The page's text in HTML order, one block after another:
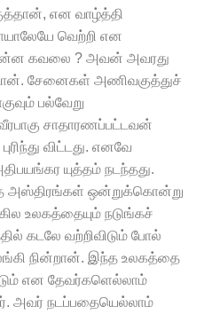
என வாழ்த்தி
வெற்றி என
என்ன கவலை ? அவன் அவரது
சேனைகள் அணிவகுத்துச்
பல்வேறு
சாதாரணப்பட்டவன்
விட்டது. எனவே
யுத்தம் நடந்தது.
அஸ்திரங்கள் ஒன்றுக்கொன்று
உலகத்தையும் நடுங்கச்
கடலே வற்றிவிடும் போல்
நின்றான். இந்த உலகத்தை
என தேவர்களெல்லாம்
அவர் நடப்பதையெல்லாம்